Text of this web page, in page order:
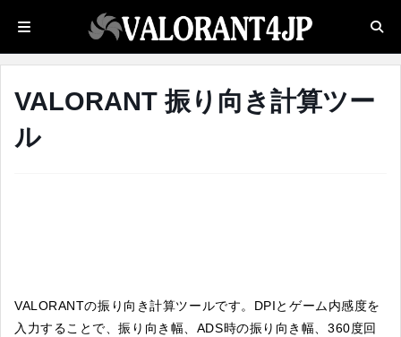
VALORANT 振り向き計算ツー
ル
VALORANTの振り向き計算ツールです。DPIとゲーム内感度を
入力することで、振り向き幅、ADS時の振り向き幅、360度回